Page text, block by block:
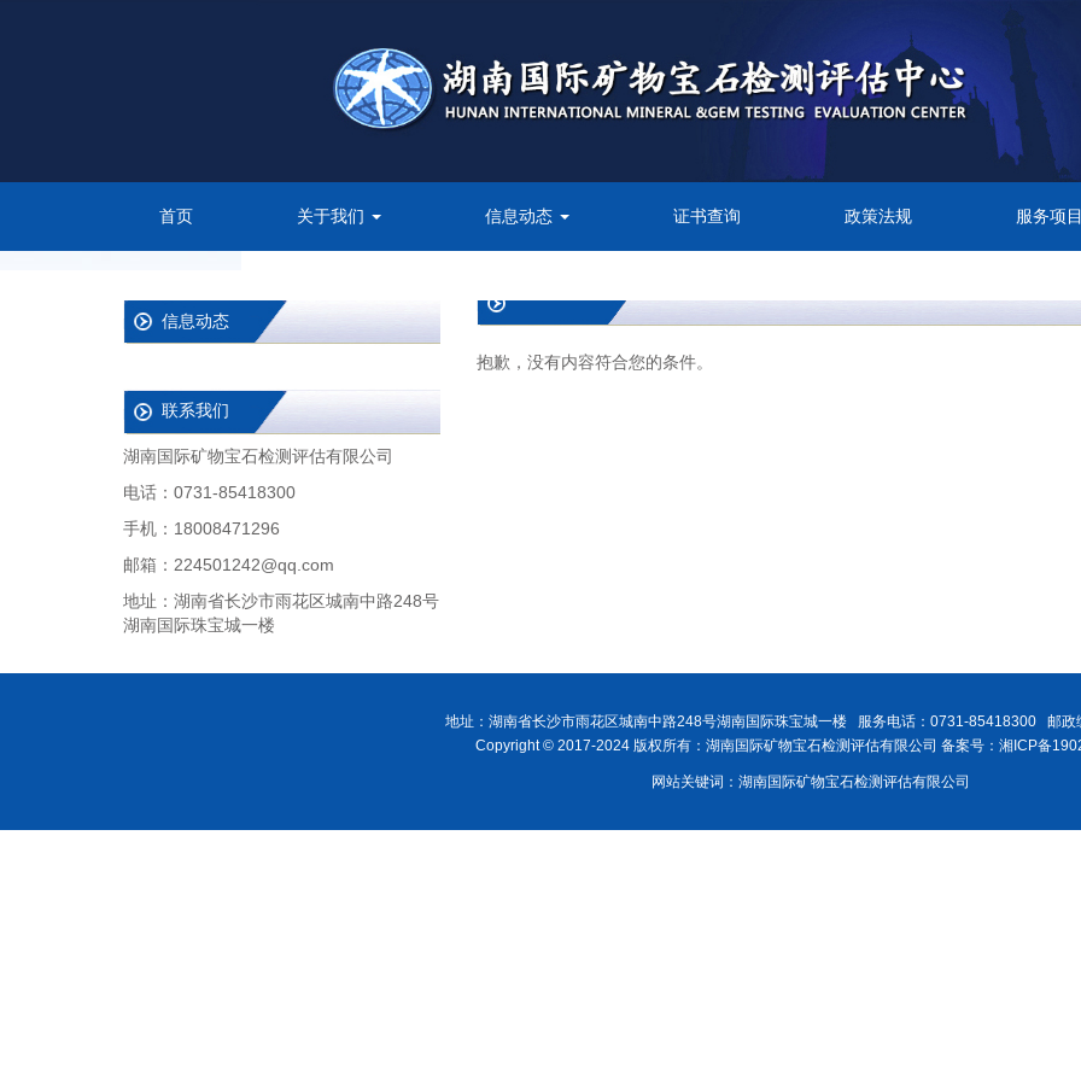
首页 关于我们 信息动态 证书查询 政策法规 服务项目
抱歉，没有内容符合您的条件。
信息动态
联系我们
湖南国际矿物宝石检测评估有限公司
电话：0731-85418300
手机：18008471296
邮箱：224501242@qq.com
地址：湖南省长沙市雨花区城南中路248号
湖南国际珠宝城一楼
地址：湖南省长沙市雨花区城南中路248号湖南国际珠宝城一楼 服务电话：0731-85418300 邮政
Copyright © 2017-2024 版权所有：湖南国际矿物宝石检测评估有限公司 备案号：湘ICP备
网站关键词：湖南国际矿物宝石检测评估有限公司